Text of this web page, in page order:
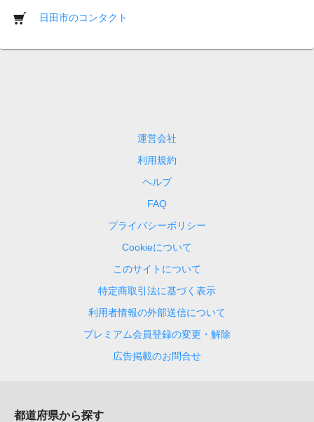
日田市のコンタクト
運営会社
利用規約
ヘルプ
FAQ
プライバシーポリシー
Cookieについて
このサイトについて
特定商取引法に基づく表示
利用者情報の外部送信について
プレミアム会員登録の変更・解除
広告掲載のお問合せ
都道府県から探す